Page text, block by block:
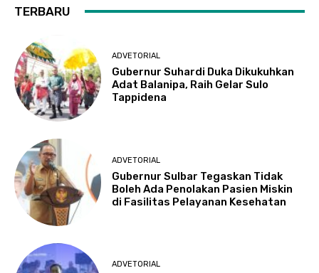
TERBARU
ADVETORIAL
Gubernur Suhardi Duka Dikukuhkan
Adat Balanipa, Raih Gelar Sulo
Tappidena
ADVETORIAL
Gubernur Sulbar Tegaskan Tidak
Boleh Ada Penolakan Pasien Miskin
di Fasilitas Pelayanan Kesehatan
ADVETORIAL